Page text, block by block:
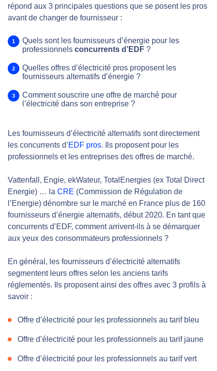
répond aux 3 principales questions que se posent les pros
avant de changer de fournisseur :
Quels sont les fournisseurs d’énergie pour les
professionnels concurrents d’EDF ?
Quelles offres d’électricité pros proposent les
fournisseurs alternatifs d’énergie ?
Comment souscrire une offre de marché pour
l’électricité dans son entreprise ?
Les fournisseurs d’électricité alternatifs sont directement
les concurrents d’EDF pros. Ils proposent pour les
professionnels et les entreprises des offres de marché.
Vattenfall, Engie, ekWateur, TotalEnergies (ex Total Direct
Energie) … la CRE (Commission de Régulation de
l’Energie) dénombre sur le marché en France plus de 160
fournisseurs d’énergie alternatifs, début 2020. En tant que
concurrents d’EDF, comment arrivent-ils à se démarquer
aux yeux des consommateurs professionnels ?
En général, les fournisseurs d’électricité alternatifs
segmentent leurs offres selon les anciens tarifs
réglementés. Ils proposent ainsi des offres avec 3 profils à
savoir :
Offre d’électricité pour les professionnels au tarif bleu
Offre d’électricité pour les professionnels au tarif jaune
Offre d’électricité pour les professionnels au tarif vert